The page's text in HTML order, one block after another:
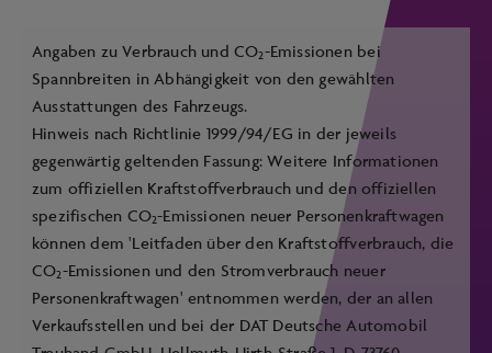
Angaben zu Verbrauch und CO2-Emissionen bei
Spannbreiten in Abhängigkeit von den gewählten
Ausstattungen des Fahrzeugs.
Hinweis nach Richtlinie 1999/94/EG in der jeweils
gegenwärtig geltenden Fassung: Weitere Informationen
zum offiziellen Kraftstoffverbrauch und den offiziellen
spezifischen CO2-Emissionen neuer Personenkraftwagen
können dem 'Leitfaden über den Kraftstoffverbrauch, die
CO2-Emissionen und den Stromverbrauch neuer
Personenkraftwagen' entnommen werden, der an allen
Verkaufsstellen und bei der DAT Deutsche Automobil